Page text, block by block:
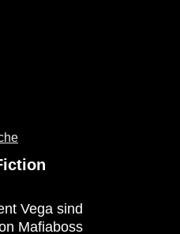
Vega sind
Mafiaboss